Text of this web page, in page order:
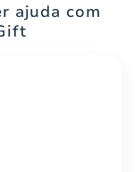
ajuda com